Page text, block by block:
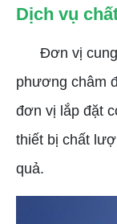
Dịch vụ
Đơn vị cung
phương châm
đơn vị lắp đặt
thiết bị chất
quả.